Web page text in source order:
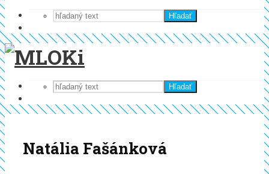
Hľadať
Hľadať
Natália Fašánková